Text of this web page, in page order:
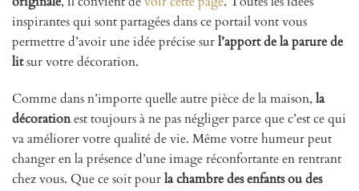
inspirantes qui sont partagées dans ce portail vont vous
permettre d’avoir une idée précise surl’apport de la parure de
litsur votre décoration.
Comme dans n’importe quelle autre pièce de la maison, la
décorationest toujours à ne pas négliger parce que c’est ce qui
va améliorer votre qualité de vie. Même votre humeur peut
changer en la présence d’une image réconfortante en rentrant
chez vous. Que ce soit pourla chambre des enfants ou des